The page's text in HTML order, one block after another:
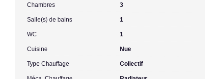
Chambres 3
Salle(s) de bains 1
WC 1
Cuisine Nue
Type Chauffage Collectif